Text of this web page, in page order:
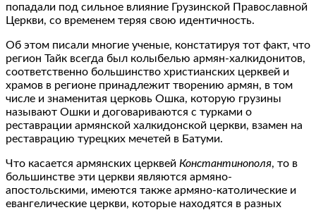
попадали под сильное влияние Грузинской Православной
Церкви, со временем теряя свою идентичность.
Об этом писали многие ученые, констатируя тот факт, что
регион Тайк всегда был колыбелью армян-халкидонитов,
соответственно большинство христианских церквей и
храмов в регионе принадлежит творению армян, в том
числе и знаменитая церковь Ошка, которую грузины
называют Ошки и договариваются с турками о
реставрации армянской халкидонской церкви, взамен на
реставрацию турецких мечетей в Батуми.
Что касается армянских церквей Константинополя, то в
большинстве эти церкви являются армяно-
апостольскими, имеются также армяно-католические и
евангелические церкви, которые находятся в разных